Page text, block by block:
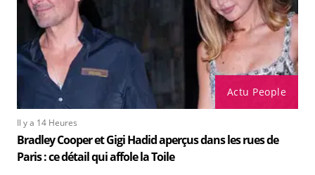
Actu People
Il y a 14 Heures
Bradley Cooper et Gigi Hadid aperçus dans les rues de
Paris : ce détail qui affole la Toile